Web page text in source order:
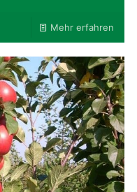
Mehr erfahren